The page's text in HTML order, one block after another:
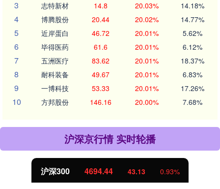
3 志特新材 14.8 20.03% 14.18%
4 博腾股份 20.44 20.02% 14.77%
5 近岸蛋白 46.72 20.01% 5.62%
6 毕得医药 61.6 20.01% 6.12%
7 五洲医疗 83.62 20.01% 18.37%
8 耐科装备 49.67 20.01% 6.83%
9 一博科技 53.33 20.01% 17.26%
10 方邦股份 146.16 20.00% 7.68%
沪深京行情 实时轮播
沪深300 4694.44 43.13 0.93%